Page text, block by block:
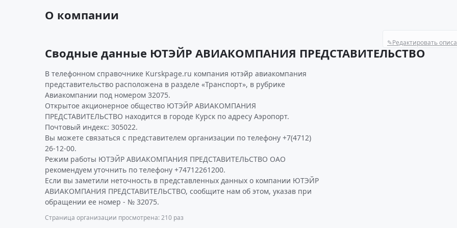
О компании
✎Редактировать
Сводные данные ЮТЭЙР АВИАКОМПАНИЯ ПРЕДСТАВИТЕЛЬСТВО
В телефонном справочнике Kurskpage.ru компания ютэйр авиакомпания
представительство расположена в разделе «Транспорт», в рубрике
Авиакомпании под номером 32075.
Открытое акционерное общество ЮТЭЙР АВИАКОМПАНИЯ
ПРЕДСТАВИТЕЛЬСТВО находится в городе Курск по адресу Аэропорт.
Почтовый индекс: 305022.
Вы можете связаться с представителем организации по телефону +7(4712)
26-12-00.
Режим работы ЮТЭЙР АВИАКОМПАНИЯ ПРЕДСТАВИТЕЛЬСТВО ОАО
рекомендуем уточнить по телефону +74712261200.
Если вы заметили неточность в представленных данных о компании ЮТЭЙР
АВИАКОМПАНИЯ ПРЕДСТАВИТЕЛЬСТВО, сообщите нам об этом, указав при
обращении ее номер - № 32075.
Страница организации просмотрена: 210 раз